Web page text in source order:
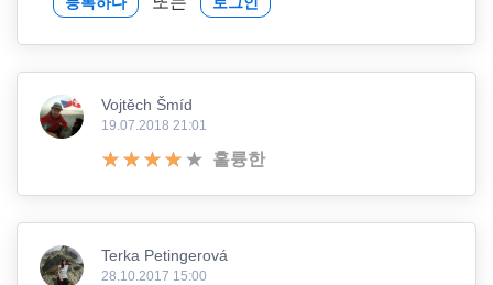
Vojtěch Šmíd
19.07.2018 21:01
훌륭한
Terka Petingerová
28.10.2017 15:00